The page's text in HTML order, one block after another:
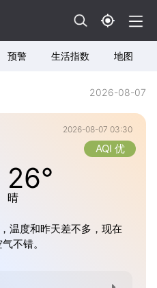
预警 生活指数 地图
2026-08-07
2026-08-07 03:30
26°
晴
AQI 优
温度和昨天差不多，现在
不错。